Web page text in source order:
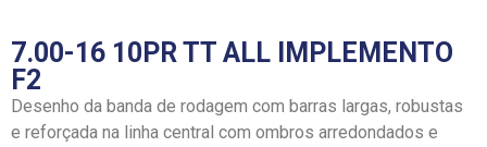
7.00-16 10PR TT ALL IMPLEMENTO
F2
Desenho da banda de rodagem com barras largas, robustas
e reforçada na linha central com ombros arredondados e